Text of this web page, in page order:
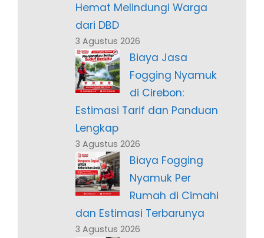
Hemat Melindungi Warga
dari DBD
3 Agustus 2026
Biaya Jasa
Fogging Nyamuk
di Cirebon:
Estimasi Tarif dan Panduan
Lengkap
3 Agustus 2026
Biaya Fogging
Nyamuk Per
Rumah di Cimahi
dan Estimasi Terbarunya
3 Agustus 2026